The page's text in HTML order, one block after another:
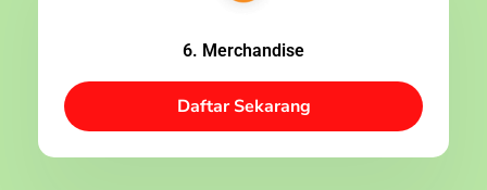
6. Merchandise
Daftar Sekarang